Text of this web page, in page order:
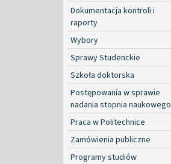
Dokumentacja kontroli i
raporty
Wybory
Sprawy Studenckie
Szkoła doktorska
Postępowania w sprawie
nadania stopnia naukowego
Praca w Politechnice
Zamówienia publiczne
Programy studiów